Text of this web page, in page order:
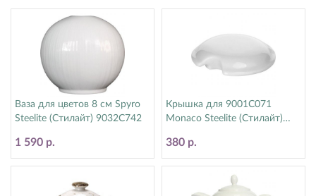
Ваза для цветов 8 см Spyro
Steelite (Стилайт) 9032C742
1 590 р.
Крышка для 9001C071
Monaco Steelite (Стилайт)
380 р.